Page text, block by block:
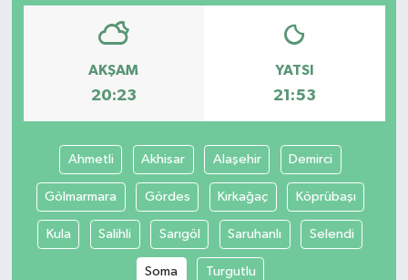
AKŞAM
20:23
YATSI
21:53
Ahmetli Akhisar Alaşehir Demirci
Gölmarmara Gördes Kırkağaç Köprübaşı
Kula Salihli Sarıgöl Saruhanlı Selendi
Soma Turgutlu